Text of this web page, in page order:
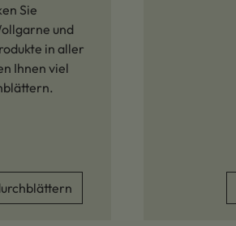
Sie
und
in aller
Ihnen viel